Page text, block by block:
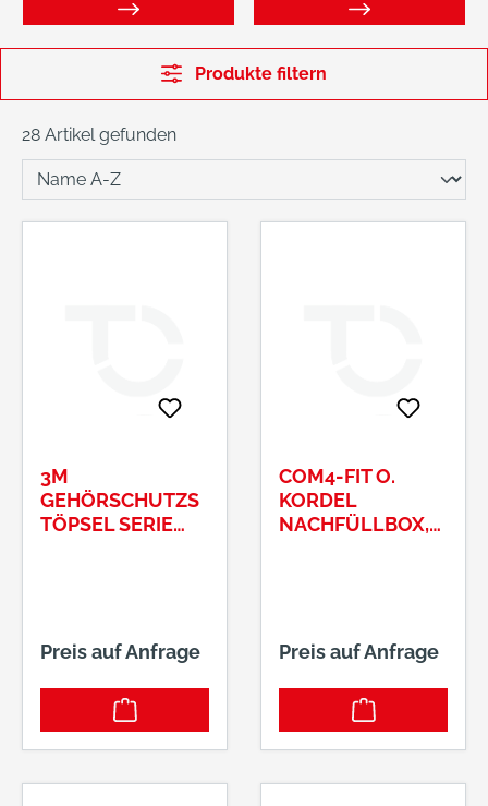
Produkte filtern
28 Artikel gefunden
3M
GEHÖRSCHUTZS
TÖPSEL SERIE
Preis auf Anfrage
COM4-FIT O.
KORDEL
NACHFÜLLBOX,
Preis auf Anfrage